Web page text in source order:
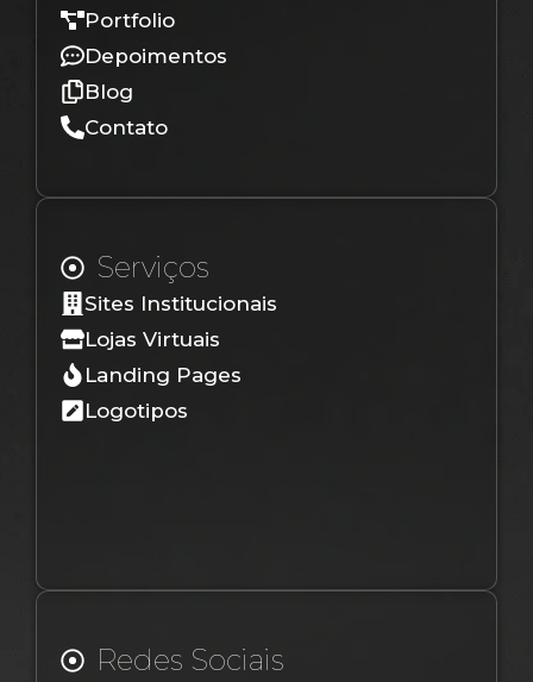
Portfolio
Depoimentos
Blog
Contato
Serviços
Sites Institucionais
Lojas Virtuais
Landing Pages
Logotipos
Redes Sociais